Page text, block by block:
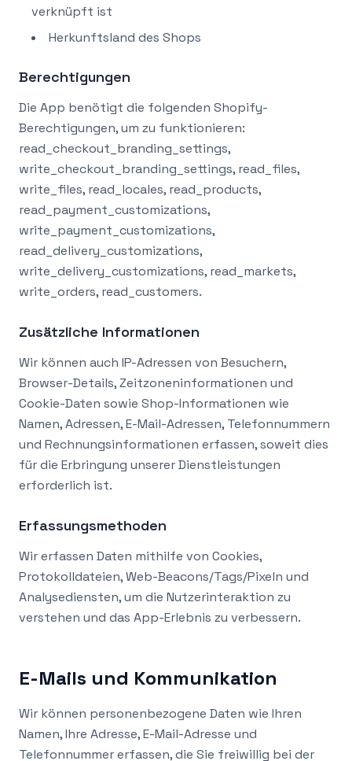
verknüpft ist
Herkunftsland des Shops
Berechtigungen
Die App benötigt die folgenden Shopify-
Berechtigungen, um zu funktionieren:
read_checkout_branding_settings,
write_checkout_branding_settings, read_files,
write_files, read_locales, read_products,
read_payment_customizations,
write_payment_customizations,
read_delivery_customizations,
write_delivery_customizations, read_markets,
write_orders, read_customers.
Zusätzliche Informationen
Wir können auch IP-Adressen von Besuchern,
Browser-Details, Zeitzoneninformationen und
Cookie-Daten sowie Shop-Informationen wie
Namen, Adressen, E-Mail-Adressen, Telefonnummern
und Rechnungsinformationen erfassen, soweit dies
für die Erbringung unserer Dienstleistungen
erforderlich ist.
Erfassungsmethoden
Wir erfassen Daten mithilfe von Cookies,
Protokolldateien, Web-Beacons/Tags/Pixeln und
Analysediensten, um die Nutzerinteraktion zu
verstehen und das App-Erlebnis zu verbessern.
E-Mails und Kommunikation
Wir können personenbezogene Daten wie Ihren
Namen, Ihre Adresse, E-Mail-Adresse und
Telefonnummer erfassen, die Sie freiwillig bei der